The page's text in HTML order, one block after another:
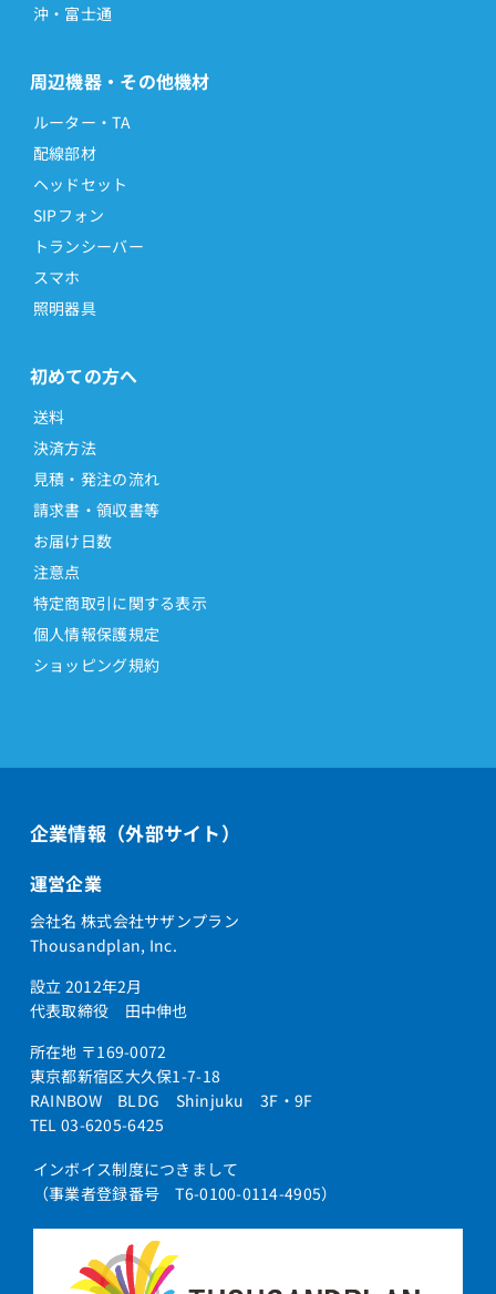
沖・富士通
周辺機器・その他機材
ルーター・TA
配線部材
ヘッドセット
SIPフォン
トランシーバー
スマホ
照明器具
初めての方へ
送料
決済方法
見積・発注の流れ
請求書・領収書等
お届け日数
注意点
特定商取引に関する表示
個人情報保護規定
ショッピング規約
企業情報（外部サイト）
運営企業
会社名 株式会社サザンプラン
Thousandplan, Inc.
設立 2012年2月
代表取締役 田中伸也
所在地 〒169-0072
東京都新宿区大久保1-7-18
RAINBOW BLDG Shinjuku 3F・9F
TEL 03-6205-6425
インボイス制度につきまして
（事業者登録番号 T6-0100-0114-4905）